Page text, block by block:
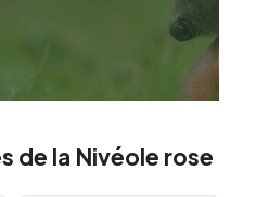
de la Nivéole rose